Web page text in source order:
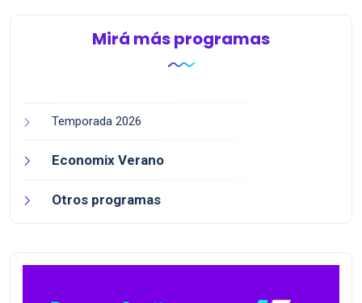
Mirá más programas
Temporada 2026
Economix Verano
Otros programas